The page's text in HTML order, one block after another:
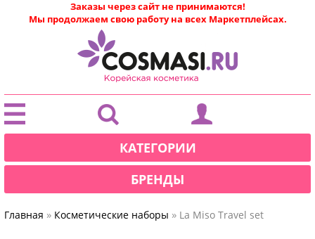
|
Заказы через сайт не принимаются!
Мы продолжаем свою работу на всех Маркетплейсах.
КАТЕГОРИИ
БРЕНДЫ
Главная » Косметические наборы » La Miso Travel set